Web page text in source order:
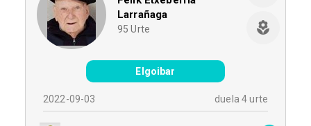
Larrañaga
95 Urte
Elgoibar
2022-09-03 duela 4 urte